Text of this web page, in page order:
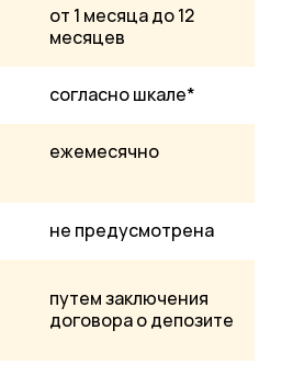
от 1 месяца до 12
месяцев
согласно шкале*
ежемесячно
не предусмотрена
путем заключения
договора о депозите